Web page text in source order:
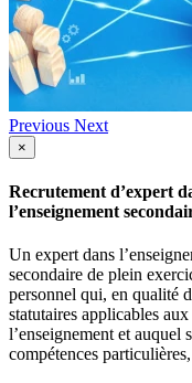
Previous Next
×
Recrutement d’expert
l’enseignement
Un expert dans
secondaire de plein
personnel qui, en qualité
statutaires applicables
l’enseignement et auquel
compétences